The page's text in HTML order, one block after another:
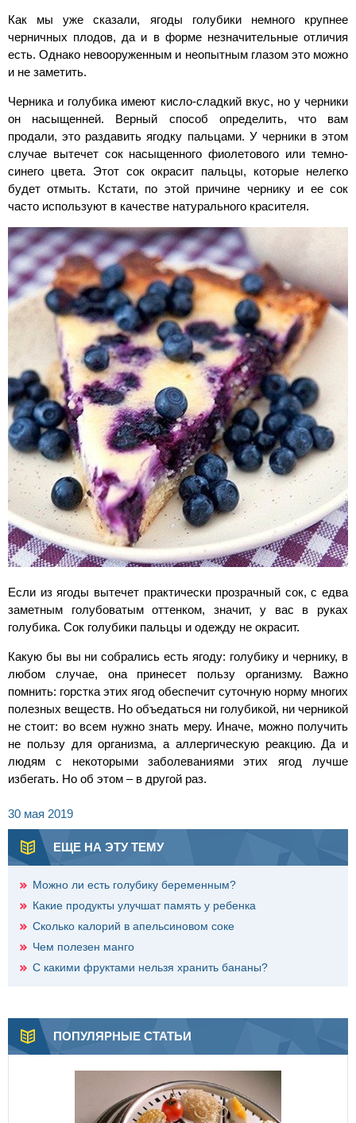
Как мы уже сказали, ягоды голубики немного крупнее
черничных плодов, да и в форме незначительные отличия
есть. Однако невооруженным и неопытным глазом это можно
и не заметить.
Черника и голубика имеют кисло-сладкий вкус, но у черники
он насыщенней. Верный способ определить, что вам
продали, это раздавить ягодку пальцами. У черники в этом
случае вытечет сок насыщенного фиолетового или темно-
синего цвета. Этот сок окрасит пальцы, которые нелегко
будет отмыть. Кстати, по этой причине чернику и ее сок
часто используют в качестве натурального красителя.
Если из ягоды вытечет практически прозрачный сок, с едва
заметным голубоватым оттенком, значит, у вас в руках
голубика. Сок голубики пальцы и одежду не окрасит.
Какую бы вы ни собрались есть ягоду: голубику и чернику, в
любом случае, она принесет пользу организму. Важно
помнить: горстка этих ягод обеспечит суточную норму многих
полезных веществ. Но объедаться ни голубикой, ни черникой
не стоит: во всем нужно знать меру. Иначе, можно получить
не пользу для организма, а аллергическую реакцию. Да и
людям с некоторыми заболеваниями этих ягод лучше
избегать. Но об этом – в другой раз.
30 мая 2019
ЕЩЕ НА ЭТУ ТЕМУ
Можно ли есть голубику беременным?
Какие продукты улучшат память у ребенка
Сколько калорий в апельсиновом соке
Чем полезен манго
С какими фруктами нельзя хранить бананы?
ПОПУЛЯРНЫЕ СТАТЬИ